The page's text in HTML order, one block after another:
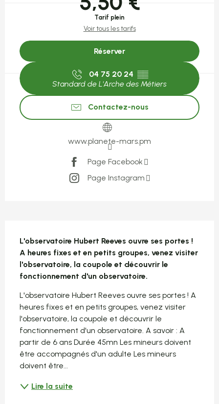
Tarif plein
Voir tous les tarifs
Réserver
04 75 20 24 ▒▒
Standard de L'Arche des Métiers
Contactez-nous
www.planete-mars.pm
Page Facebook
Page Instagram
L'observatoire Hubert Reeves ouvre ses portes !
A heures fixes et en petits groupes, venez visiter
l'observatoire, la coupole et découvrir le
fonctionnement d'un observatoire.
L'observatoire Hubert Reeves ouvre ses portes ! A
heures fixes et en petits groupes, venez visiter
l'observatoire, la coupole et découvrir le
fonctionnement d'un observatoire. A savoir : A
partir de 6 ans Durée 45mn Les mineurs doivent
être accompagnés d'un adulte Les mineurs
doivent être...
Lire la suite